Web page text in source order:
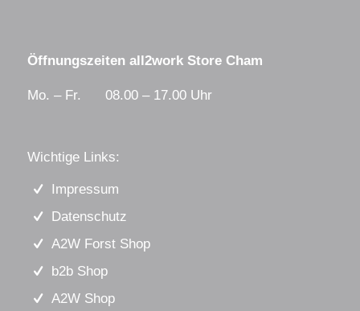
Öffnungszeiten all2work Store Cham
Mo. – Fr. 08.00 – 17.00 Uhr
Wichtige Links:
Impressum
Datenschutz
A2W Forst Shop
b2b Shop
A2W Shop